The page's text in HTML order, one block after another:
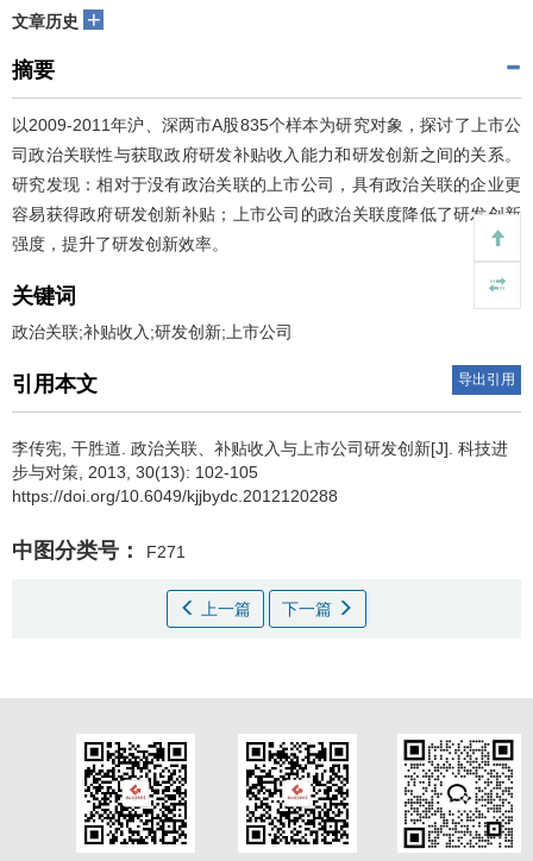
文章历史 +
摘要
以2009-2011年沪、深两市A股835个样本为研究对象，探讨了上市公
司政治关联性与获取政府研发补贴收入能力和研发创新之间的关系。
研究发现：相对于没有政治关联的上市公司，具有政治关联的企业更
容易获得政府研发创新补贴；上市公司的政治关联度降低了研发创新
强度，提升了研发创新效率。
关键词
政治关联;补贴收入;研发创新;上市公司
引用本文 导出引用
李传宪 干胜道 政治关联、补贴收入与上市公司研发创新[J]. 科技进
步与对策, 2013, 30(13): 102-105
https://doi.org/10.6049/kjjbydc.2012120288
中图分类号： F271
上一篇 下一篇